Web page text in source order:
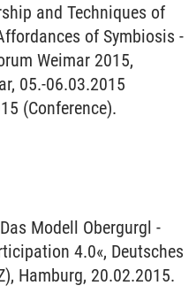
and Techniques of
of Symbiosis -
Weimar 2015,
05.-06.03.2015
(Conference).
Modell Obergurgl -
4.0«, Deutsches
Hamburg, 20.02.2015.